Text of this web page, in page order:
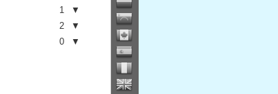
1
▼
2
▼
0 ▼